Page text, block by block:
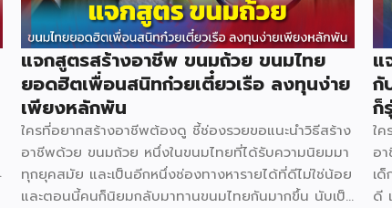
แจกสูตรสร้างอาชีพ ขนมถ้วย ขนมไทย
ยอดฮิตเพื่อนสนิทก๋วยเตี๋ยวเรือ ลงทุนง่าย
เพียงหลักพัน
ใครที่อยากสร้างอาชีพต้องดู ชี้ช่องรวยขอแนะนำวิธีสร้าง
อาชีพด้วย ขนมถ้วย หนึ่งในขนมไทยที่ได้รับความนิยมมา
ทุกยุคสมัย และเป็นอีกหนึ่งช่องทางหารายได้ที่ดีไม่ใช่น้อย
และตอนนี้คนก็นิยมกลับมาทานขนมไทยกันมากขึ้น นับเป็น
แ
กั
ก็
ใ
อ
เ
ดี